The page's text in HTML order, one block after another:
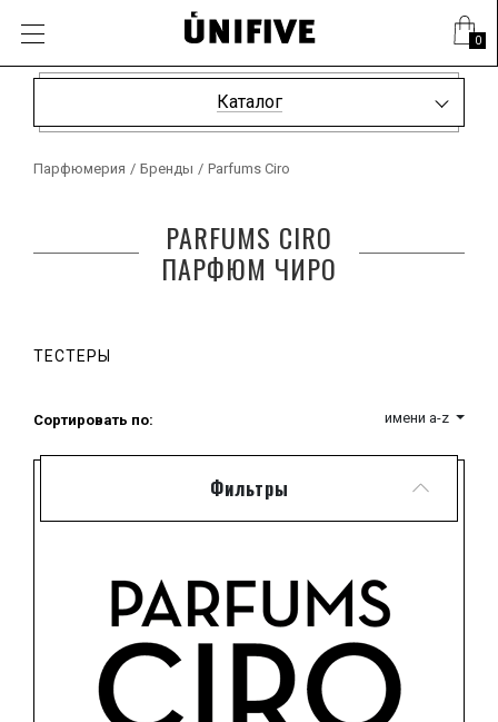
0
Каталог
Парфюмерия / Бренды / Parfums Ciro
PARFUMS CIRO
ПАРФЮМ ЧИРО
ТЕСТЕРЫ
Фильтры
Сортировать по: имени a-z